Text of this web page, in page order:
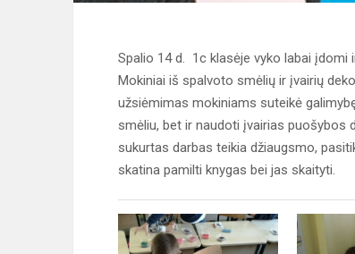
Spalio 14 d. 1c klasėje vyko labai
Mokiniai iš spalvoto smėlių ir įvairių
užsiėmimas mokiniams suteikė
smėliu, bet ir naudoti įvairias puošybos
sukurtas darbas teikia džiaugsmo,
skatina pamilti knygas bei jas skaityti.